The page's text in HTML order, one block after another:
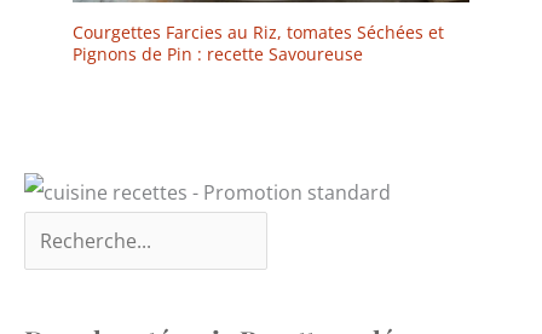
élégante. 【Excellente
option de cadeau】le
pour une pendaison de
crémaillère, un mariage,
ou des moments
Courgettes Farcies au Riz, tomates Séchées et
Pignons de Pin : recette Savoureuse